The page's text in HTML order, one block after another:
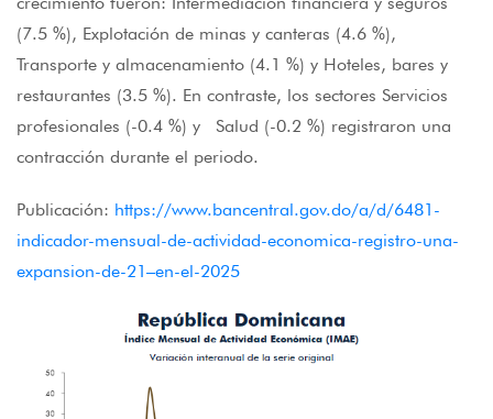
(7.5 %), Explotación de minas y canteras (4.6 %),
Transporte y almacenamiento (4.1 %) y Hoteles, bares y
restaurantes (3.5 %). En contraste, los sectores Servicios
profesionales (-0.4 %) y Salud (-0.2 %) registraron una
contracción durante el periodo.
Publicación: https://www.bancentral.gov.do/a/d/6481-
indicador-mensual-de-actividad-economica-registro-una-
expansion-de-21–en-el-2025